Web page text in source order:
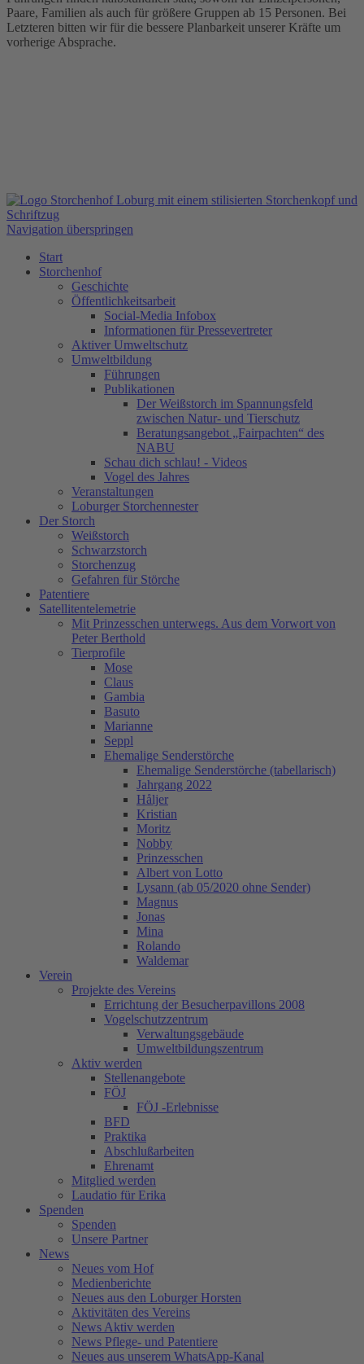
Paare, Familien als auch für größere Gruppen ab 15 Personen. Bei
Letzteren bitten wir für die bessere Planbarkeit unserer Kräfte um
vorherige Absprache.
Navigation überspringen
Start
Storchenhof
Geschichte
Öffentlichkeitsarbeit
Social-Media Infobox
Informationen für Pressevertreter
Aktiver Umweltschutz
Umweltbildung
Führungen
Publikationen
Der Weißstorch im Spannungsfeld
zwischen Natur- und Tierschutz
Beratungsangebot „Fairpachten“ des
NABU
Schau dich schlau! - Videos
Vogel des Jahres
Veranstaltungen
Loburger Storchennester
Der Storch
Weißstorch
Schwarzstorch
Storchenzug
Gefahren für Störche
Patentiere
Satellitentelemetrie
Mit Prinzesschen unterwegs. Aus dem Vorwort von
Peter Berthold
Tierprofile
Mose
Claus
Gambia
Basuto
Marianne
Seppl
Ehemalige Senderstörche
Ehemalige Senderstörche (tabellarisch)
Jahrgang 2022
Håljer
Kristian
Moritz
Nobby
Prinzesschen
Albert von Lotto
Lysann (ab 05/2020 ohne Sender)
Magnus
Jonas
Mina
Rolando
Waldemar
Verein
Projekte des Vereins
Errichtung der Besucherpavillons 2008
Vogelschutzzentrum
Verwaltungsgebäude
Umweltbildungszentrum
Aktiv werden
Stellenangebote
FÖJ
FÖJ -Erlebnisse
BFD
Praktika
Abschlußarbeiten
Ehrenamt
Mitglied werden
Laudatio für Erika
Spenden
Spenden
Unsere Partner
News
Neues vom Hof
Medienberichte
Neues aus den Loburger Horsten
Aktivitäten des Vereins
News Aktiv werden
News Pflege- und Patentiere
Neues aus unserem WhatsApp-Kanal